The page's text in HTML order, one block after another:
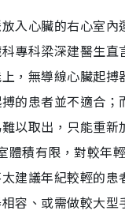
入心臟的右心室內
專科梁深建醫生直
，無導線心臟起搏
的患者並不適合；
以取出，只能重新
積有限，對較年
建議年紀較輕的患
容、或需做較大型